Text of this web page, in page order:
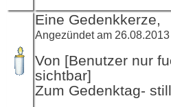
Eine Gedenkkerze,
Angezündet am
Von [Benutzer nur
sichtbar]
Zum Gedenktag-